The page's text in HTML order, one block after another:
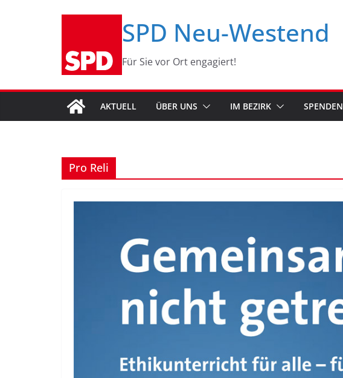
SPD Neu-Westend
Für Sie vor Ort engagiert!
AKTUELL ÜBER UNS IM BEZIRK SPENDEN
Pro Reli